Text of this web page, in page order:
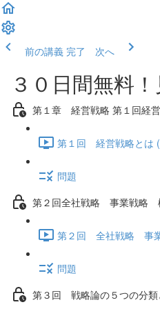
前の講義 完了 次へ
３０日間無料
第１章 経営戦略 第１回経
第１回 経営戦略とは
問題
第２回全社戦略 事業戦略
第２回 全社戦略 事
問題
第３回 戦略論の５つの分類